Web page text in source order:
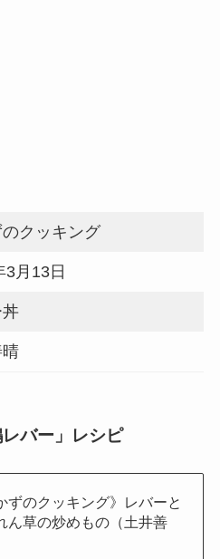
クッキング
3月13日
丼
バー」レシピ
ずのクッキング》レバーと
ん草の炒めもの（土井善